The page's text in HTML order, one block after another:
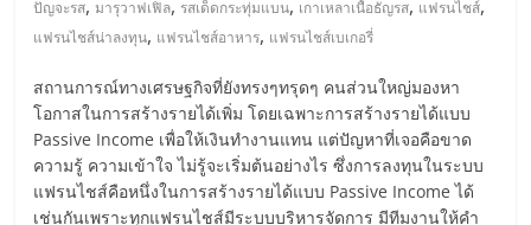
ร้าน
ปรึกษา
ฟรี,
บริการ
พัฒนา
ระบบ
แฟ
ปัญจะรส,มารุวาฟเฟิล, รสเด็ดกระทุ่มแบน, เกาเหลาเนื้อธัญรส, แฟรนไชส์,
แฟรนไชส์น่าลงทุน, แฟรนไชส์อาหาร, แฟรนไชส์เบเกอรี่
สถานการณ์ทางเศรษฐกิจที่ยังทรงๆทรุดๆ คนส่วนใหญ่มองหา
โอกาสในการสร้างรายได้เพิ่ม โดยเฉพาะการสร้างรายได้แบบ
Passive Income เพื่อให้เงินทำงานแทน แต่ปัญหาที่เจอคือขาด
ความรู้ ความเข้าใจ ไม่รู้จะเริ่มต้นอย่างไร ซึ่งการลงทุนในระบบ
แฟรนไชส์คือหนึ่งในการสร้างรายได้แบบ Passive Income ได้
เช่นกันเพราะทุกแฟรนไชส์มีระบบบริหารจัดการ มีทีมงานให้คำ